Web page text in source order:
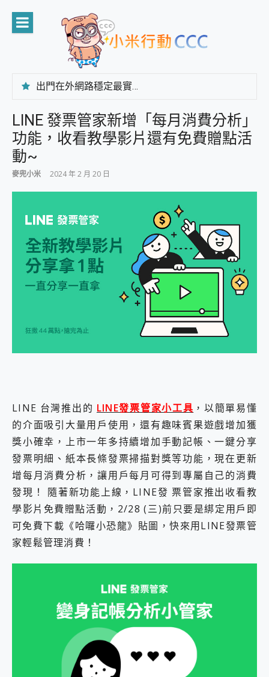
content
出門在外網路穩定最實在 「台灣大哥大」榮獲 4G/5G 在線率全球 NO.3 全台第一與全台六冠王實測心得，走到哪順到哪！
CP 值天花板~ Bongcom BS5 足球君開箱~ 短焦投影機 3千元就能擁有！ 折扣碼在這～
台灣製攝影機在這裡，100%全無線設計 SpotCam Solo Eco 太陽能防水雲端攝影機 SpotCam Solo 3 2.5K高畫質戶外攝影機 開箱 評測
AI 支付 一錶搞定大小事 Xiaomi Watch 5 開箱 評測
小朋友才做選擇 投影機 RGB藍牙音響 氛圍情境燈 我通通都要！ Starfish 2 幻彩膠囊投影機｜結合「 智慧投影 & 煥彩流動 」的沈浸式生活新體驗
外型超吸晴~ 給您絕佳操控體驗 GravaStar Mercury K1 系列 異星機械鍵盤與 Mercury X 系列 輕量無線電競滑鼠 開箱 評測
開箱~變身「蜘蛛人」椅子軍師！MSI MPG 491CQP QD-OLED 超寬曲面電競螢幕，多工辦公、爽度滿滿的終極桌面體驗
iPhone 17 系列 有認證的防護來囉！ imos 首家導入 UL MCV 行銷宣告驗證的手機配件品牌
寶可夢飛人外掛iToolab AnyGo全新升級，GO Fest 五折優惠嗨翻天！支援 iOS/Android！
自帶線的 有線無線都能充 ONPRO MagReact M5 10000mAh 5合1 磁吸無線急速行動電源 開箱 評測
飛利浦 JS7310 ⚡【電急便｜行動儲能救車電源】 可靠的旅行夥伴！帶給您優異的安全性與強大供電效能
是螢幕也是電視! 一機超多用途「MSI微星 Modern MD272UPSW 27型」 4K IPS 輕薄商用智慧聯網螢幕 開箱 評測
您的專屬AI 助手 Yoga Slim 7 Aura Edition 觸控AI筆電 開箱 評測
realme 14 Pro 超硬軍規、冰感變色實測，realme 14 5G 遊戲戰鬥值爆表，效能x娛樂全都要！
iPhone、Apple Watch、AirPods耳機 三個設備充電一起搞定 ONPRO MagReact™ M3 3 in 1可攜摺疊無線充電器 開箱 評測
動靜皆宜「HUAWEI FreeArc」開放式耳掛耳機，無感配戴! 超穩超服貼，音質、通話也很優質
好玩好拍 vivo V50 ~ 口袋裡的 Zeiss 潮流攝影棚!
25種洗烘模式一機搞定! Roborock 衣莉莎白 H1 Neo分子篩洗脫烘 AI 滾筒洗衣機
給 MSI Claw 系列電競掌機 最完美的家 MSI Nest Docking Station 掌機專屬擴充底座 開箱 評測
EaseUS Vocal Remover 免費線上去聲器一鍵去除人聲 人聲 音樂分離 2024 消除人聲推薦
Locawhere AnyTo 寶可夢飛人 AnyTo 不出門也可以飛遍全世界
小體積 40000mAh 超大容量 一次充5個設備 充好充滿 CUKTECH 酷態科 300W 微型充電站 開箱 評測
97.3% 恢復率，資料救援就是這麼簡單 EaseUS Data Recovery Wizard Free 18.0.0 業界最好的資料救援軟體
磁碟系統大風吹 有了 磁碟管理程式 EaseUS Partition Master 就是這麼簡單
Xiaomi 14 Ultra 開箱 評測~ 有深度的 Leica 影像旗艦手機! 加碼小旗艦 Xiaomi 14 開箱 評測
LINE 發票管家新增「每月消費分析」
功能，收看教學影片還有免費贈點活
動~
麥兜小米 2024 年 2 月 20 日
LINE 台灣推出的 LINE發票管家小工具 ，以簡單易懂
的介面吸引大量用戶使用，還有趣味賓果遊戲增加獲
獎小確幸，上市一年多持續增加手動記帳、一鍵分享
發票明細、紙本長條發票掃描對獎等功能，現在更新
增每月消費分析，讓用戶每月可得到專屬自己的消費
發現！ 隨著新功能上線，LINE發 票管家推出收看教
學影片免費贈點活動，2/28 (三)前只要是綁定用戶即
可免費下載《哈囉小恐龍》貼圖，快來用LINE發票管
家輕鬆管理消費！